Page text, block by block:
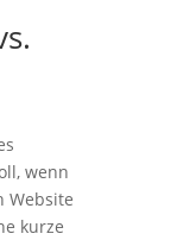
wenn
Website
kurze